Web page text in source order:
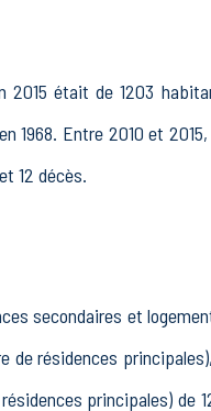
était de 1203
1968. Entre 2010 et
12 décès.
secondaires et
résidences
principales) de